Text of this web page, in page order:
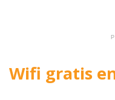
Wifi gratis